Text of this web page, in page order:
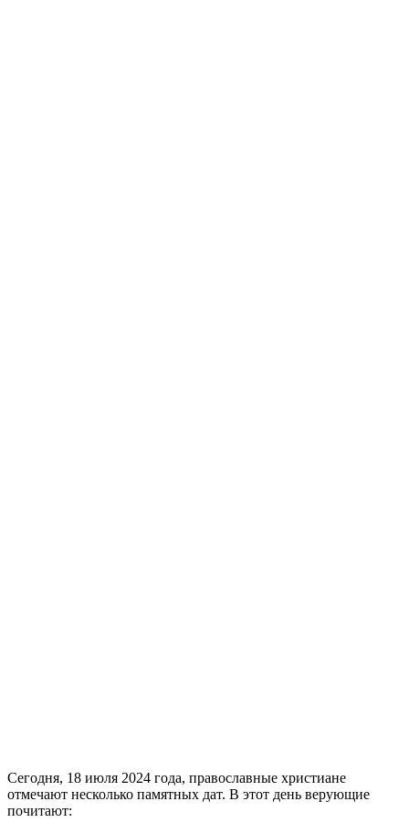
Сегодня, 18 июля 2024 года, православные христиане
отмечают несколько памятных дат. В этот день верующие
почитают: